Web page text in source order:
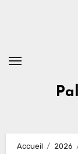
Accueil 2026